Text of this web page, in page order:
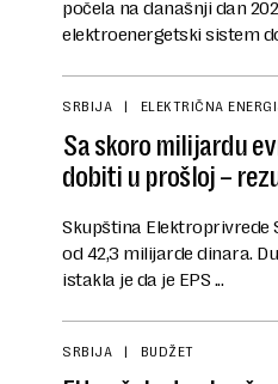
počela na današnji dan
elektroenergetski sistem
SRBIJA ELEKTRIČNA
Sa skoro milijardu
dobiti u prošloj –
Skupština Elektroprivrede
od 42,3 milijarde dinara.
istakla je da je EPS ...
SRBIJA BUDŽET